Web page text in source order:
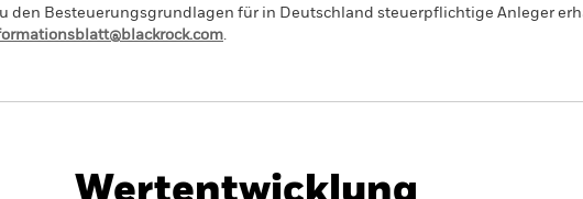
den Besteuerungsgrundlagen für in Deutschland steuerpflichtige Anleger
.